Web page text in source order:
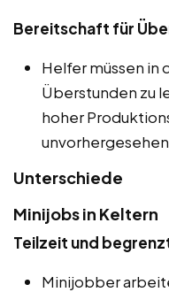
Bereitschaft für
Helfer müssen in
Überstunden zu
hoher
Unterschiede
Minijobs in Keltern
Teilzeit und
Minijobber